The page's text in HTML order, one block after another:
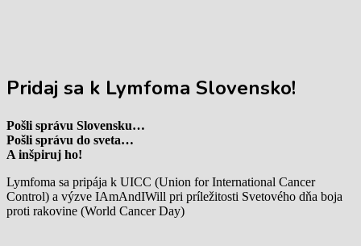
Pridaj sa k Lymfoma Slovensko!
Pošli správu Slovensku…
Pošli správu do sveta…
A inšpiruj ho!
Lymfoma sa pripája k UICC (Union for International Cancer
Control) a výzve IAmAndIWill pri príležitosti Svetového dňa boja
proti rakovine (World Cancer Day)